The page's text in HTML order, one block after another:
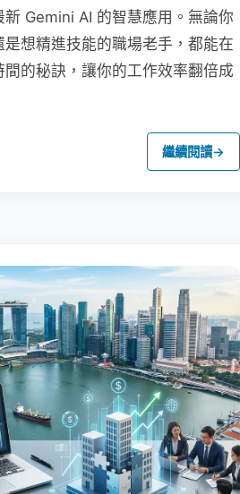
Gemini AI 的智慧應用。無論你
想精進技能的職場老手，都能在
的秘訣，讓你的工作效率翻倍成
繼續閱讀→